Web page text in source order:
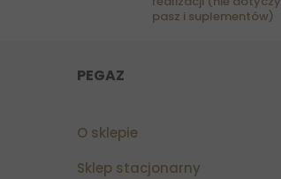
pasz i suplementów)
PEGAZ
O sklepie
Sklep stacjonarny